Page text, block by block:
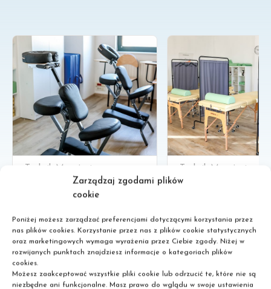
Zarządzaj zgodami plików
cookie
Poniżej możesz zarządzać preferencjami dotyczącymi korzystania przez
nas plików cookies. Korzystanie przez nas z plików cookie statystycznych
oraz marketingowych wymaga wyrażenia przez Ciebie zgody. Niżej w
rozwijanych punktach znajdziesz informacje o kategoriach plików
cookies.
Możesz zaakceptować wszystkie pliki cookie lub odrzucić te, które nie są
niezbędne ani funkcjonalne. Masz prawo do wglądu w swoje ustawienia
Technik Masażysta Technik Masażysta